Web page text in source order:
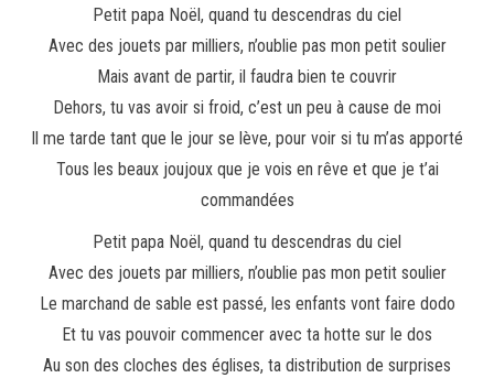
Petit papa Noël, quand tu descendras du ciel
Avec des jouets par milliers, n’oublie pas mon petit soulier
Mais avant de partir, il faudra bien te couvrir
Dehors, tu vas avoir si froid, c’est un peu à cause de moi
Il me tarde tant que le jour se lève, pour voir si tu m’as apporté
Tous les beaux joujoux que je vois en rêve et que je t’ai
commandées
Petit papa Noël, quand tu descendras du ciel
Avec des jouets par milliers, n’oublie pas mon petit soulier
Le marchand de sable est passé, les enfants vont faire dodo
Et tu vas pouvoir commencer avec ta hotte sur le dos
Au son des cloches des églises, ta distribution de surprises